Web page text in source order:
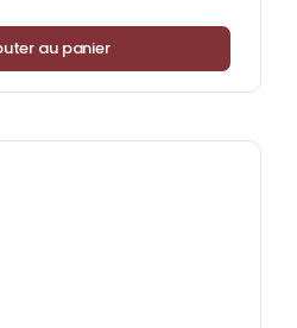
au panier